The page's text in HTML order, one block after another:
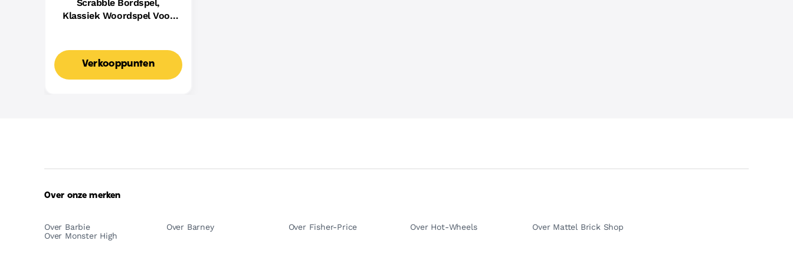
Scrabble Bordspel,
Klassiek Woordspel Voor
Nederlandse Editie
Verkooppunten
Over onze merken
Over Barbie Over Barney Over Fisher-Price Over Hot-Wheels
Over Mattel Brick Shop
Over Monster High